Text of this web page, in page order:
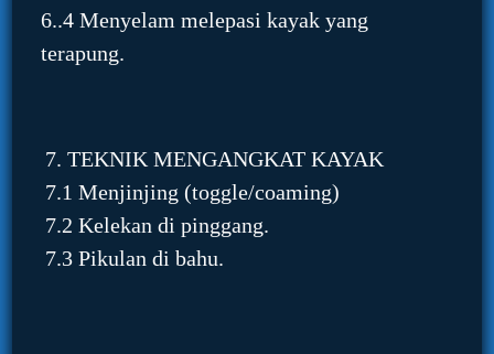
6..4 Menyelam melepasi kayak yang
terapung.
7. TEKNIK MENGANGKAT KAYAK
7.1 Menjinjing (toggle/coaming)
7.2 Kelekan di pinggang.
7.3 Pikulan di bahu.